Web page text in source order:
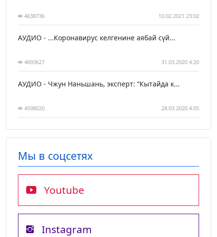
4638736 10.02.2021 23:02
АУДИО - ...Коронавирус келгенине аябай сүй...
4693627 31.03.2020 4:20
АУДИО - Чжун Наньшань, эксперт: “Кытайда к...
4598020 28.03.2020 4:05
Мы в соцсетях
Youtube
Instagram